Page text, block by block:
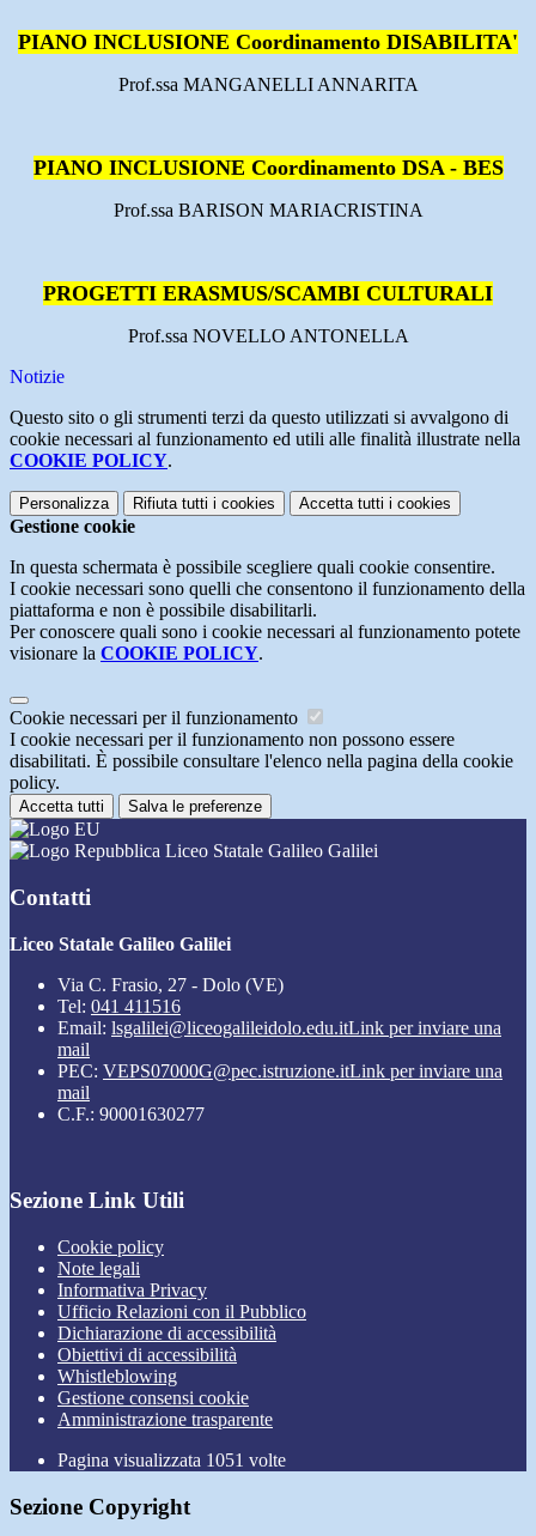
PIANO INCLUSIONE Coordinamento DISABILITA'
Prof.ssa MANGANELLI ANNARITA
PIANO INCLUSIONE Coordinamento DSA - BES
Prof.ssa BARISON MARIACRISTINA
PROGETTI ERASMUS/SCAMBI CULTURALI
Prof.ssa NOVELLO ANTONELLA
Notizie
Questo sito o gli strumenti terzi da questo utilizzati si avvalgono di
cookie necessari al funzionamento ed utili alle finalità illustrate nella
COOKIE POLICY.
Personalizza Rifiuta tutti i cookies Accetta tutti i cookies
Gestione cookie
In questa schermata è possibile scegliere quali cookie consentire.
I cookie necessari sono quelli che consentono il funzionamento della
piattaforma e non è possibile disabilitarli.
Per conoscere quali sono i cookie necessari al funzionamento potete
visionare la COOKIE POLICY.
Cookie necessari per il funzionamento
I cookie necessari per il funzionamento non possono essere
disabilitati. È possibile consultare l'elenco nella pagina della cookie
policy.
Accetta tutti Salva le preferenze
Liceo Statale Galileo Galilei
Contatti
Liceo Statale Galileo Galilei
Via C. Frasio, 27 - Dolo (VE)
Tel: 041 411516
Email: lsgalilei@liceogalileidolo.edu.itLink per inviare una
mail
PEC: VEPS07000G@pec.istruzione.itLink per inviare una
mail
C.F.: 90001630277
Sezione Link Utili
Cookie policy
Note legali
Informativa Privacy
Ufficio Relazioni con il Pubblico
Dichiarazione di accessibilità
Obiettivi di accessibilità
Whistleblowing
Gestione consensi cookie
Amministrazione trasparente
Pagina visualizzata 1051 volte
Sezione Copyright